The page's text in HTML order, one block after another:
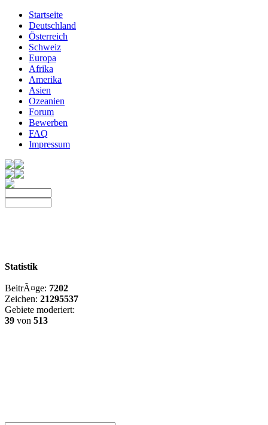
Startseite
Deutschland
Österreich
Schweiz
Europa
Afrika
Amerika
Asien
Ozeanien
Forum
Bewerben
FAQ
Impressum
Statistik
BeitrÃ¤ge: 7202
Zeichen: 21295537
Gebiete moderiert:
39 von 513